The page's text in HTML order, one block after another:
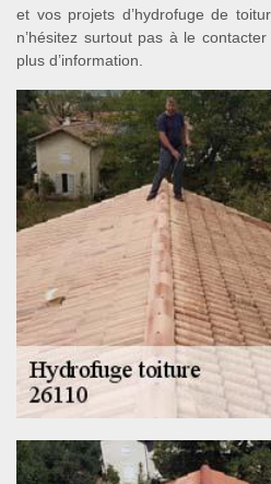
et vos projets d’hydrofuge de
n’hésitez surtout pas à le
plus d’information.